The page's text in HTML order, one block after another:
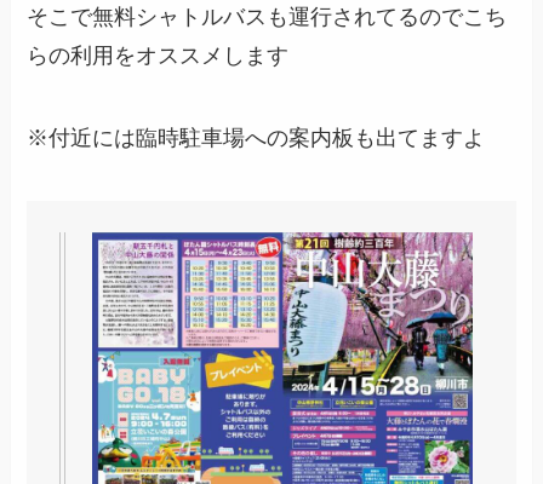
そこで無料シャトルバスも運行されてるのでこち
らの利用をオススメします
※付近には臨時駐車場への案内板も出てますよ